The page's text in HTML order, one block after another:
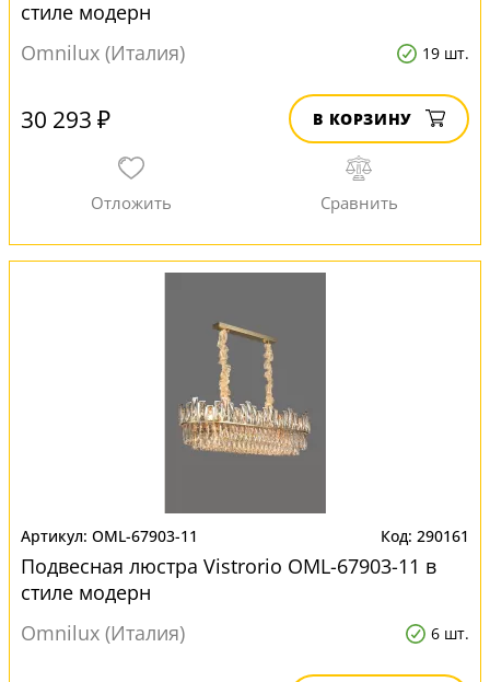
стиле модерн
Omnilux (Италия)
19 шт.
30 293 ₽ В КОРЗИНУ
OML-67903-11 290161
Подвесная люстра Vistrorio OML-67903-11 в
стиле модерн
Omnilux (Италия)
6 шт.